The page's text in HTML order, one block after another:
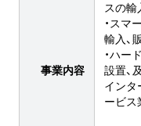
事業内容
スの輸
・スマ
輸入、
・ハー
設置、
インタ
ービス